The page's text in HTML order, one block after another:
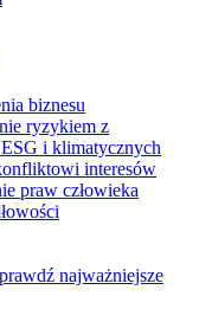
biznesu
ryzykiem z
i klimatycznych
interesów
praw człowieka
najważniejsze